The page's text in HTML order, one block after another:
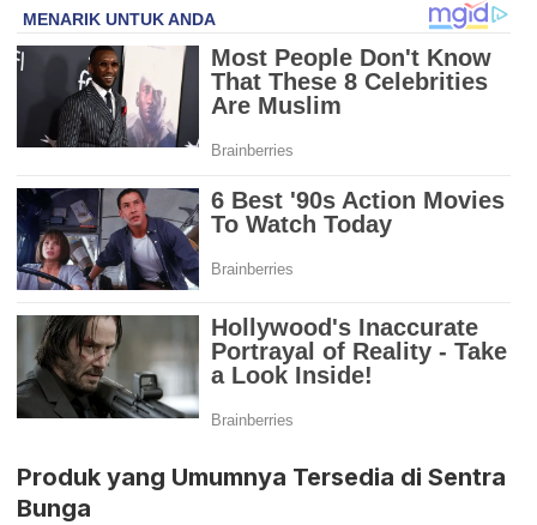
Produk yang Umumnya Tersedia di Sentra
Bunga